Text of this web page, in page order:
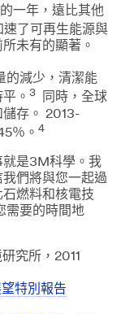
一年，遠比其他
速了可再生能源與
未有的顯著。
的減少，清潔能
。 3
同時，全球
儲存。 2013-
％。 4
就是3M科學。我
們將與您一起過
燃料和核電技
需要的時間地
究所，2011
特別報告